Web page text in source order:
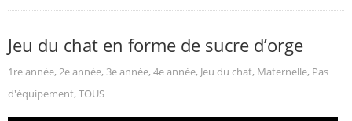
Jeu du chat en forme de sucre d’orge
1re année, 2e année, 3e année, 4e année, Jeu du chat, Maternelle, Pas
d'équipement, TOUS